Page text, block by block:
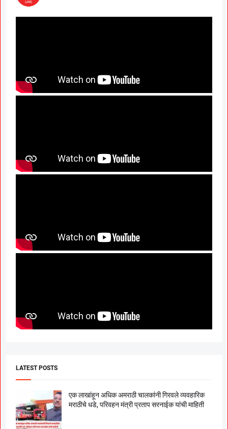
LATEST POSTS
एक लाखांहून अधिक अमराठी चालकांनी गिरवले व्यवहारिक
मराठीचे धडे, परिवहन मंत्री प्रताप सरनाईक यांची माहिती